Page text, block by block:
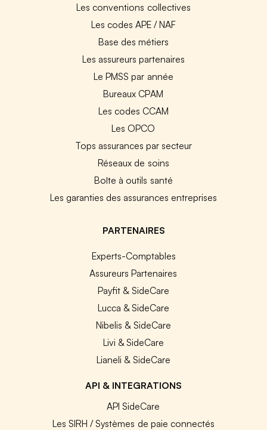
Les conventions collectives
Les codes APE / NAF
Base des métiers
Les assureurs partenaires
Le PMSS par année
Bureaux CPAM
Les codes CCAM
Les OPCO
Tops assurances par secteur
Réseaux de soins
Boîte à outils santé
Les garanties des assurances entreprises
PARTENAIRES
Experts-Comptables
Assureurs Partenaires
Payfit & SideCare
Lucca & SideCare
Nibelis & SideCare
Livi & SideCare
Lianeli & SideCare
API & INTEGRATIONS
API SideCare
Les SIRH / Systèmes de paie connectés